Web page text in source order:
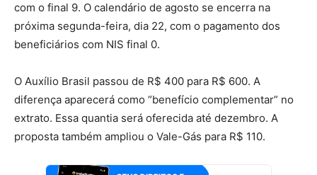
com o final 9. O calendário de agosto se encerra na
próxima segunda-feira, dia 22, com o pagamento dos
beneficiários com NIS final 0.
O Auxílio Brasil passou de R$ 400 para R$ 600. A
diferença aparecerá como “benefício complementar” no
extrato. Essa quantia será oferecida até dezembro. A
proposta também ampliou o Vale-Gás para R$ 110.